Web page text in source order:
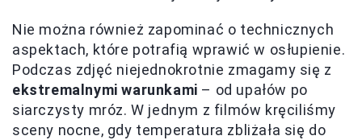
Nie można również zapominać o technicznych
aspektach, które potrafią wprawić w osłupienie.
Podczas zdjęć niejednokrotnie zmagamy się z
ekstremalnymi warunkami – od upałów po
siarczysty mróz. W jednym z filmów kręciliśmy
sceny nocne, gdy temperatura zbliżała się do